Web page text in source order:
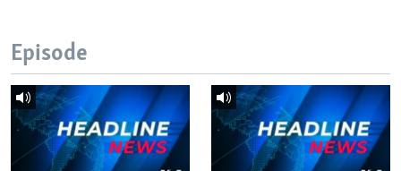
Episode